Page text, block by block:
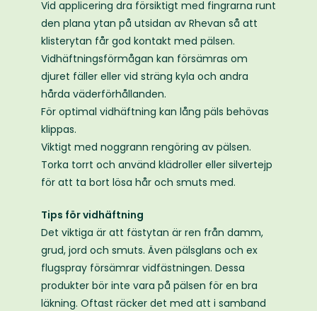
Vid applicering dra försiktigt med fingrarna runt
den plana ytan på utsidan av Rhevan så att
klisterytan får god kontakt med pälsen.
Vidhäftningsförmågan kan försämras om
djuret fäller eller vid sträng kyla och andra
hårda väderförhållanden.
För optimal vidhäftning kan lång päls behövas
klippas.
Viktigt med noggrann rengöring av pälsen.
Torka torrt och använd klädroller eller silvertejp
för att ta bort lösa hår och smuts med.
Tips för vidhäftning
Det viktiga är att fästytan är ren från damm,
grud, jord och smuts. Även pälsglans och ex
flugspray försämrar vidfästningen. Dessa
produkter bör inte vara på pälsen för en bra
läkning. Oftast räcker det med att i samband